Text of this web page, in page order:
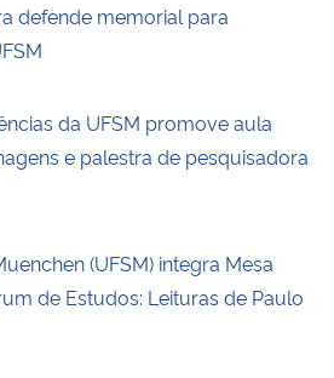
defende memorial para
da UFSM promove aula
e palestra de pesquisadora
(UFSM) integra Mesa
de Estudos: Leituras de Paulo